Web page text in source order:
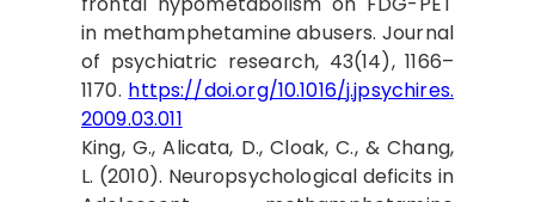
in methamphetamine abusers. Journal
of psychiatric research, 43(14), 1166–
1170. https://doi.org/10.1016/j.jpsychires.
2009.03.011
King, G., Alicata, D., Cloak, C., & Chang,
L. (2010). Neuropsychological deficits in